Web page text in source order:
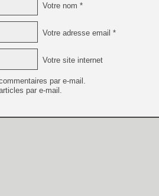
Votre nom *
Votre adresse email *
Votre site internet
par e-mail.
par e-mail.